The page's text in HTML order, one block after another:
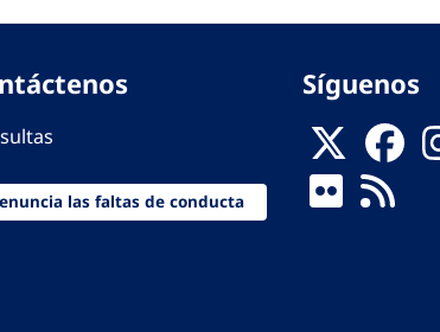
las faltas de conducta
Síguenos